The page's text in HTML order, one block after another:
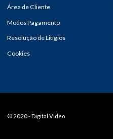
Área de Cliente
Modos Pagamento
Resolução de Litígios
Cookies
© 2020 - Digital Video